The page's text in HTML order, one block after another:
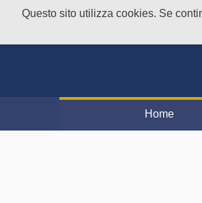
Questo sito utilizza cookies. Se
Home